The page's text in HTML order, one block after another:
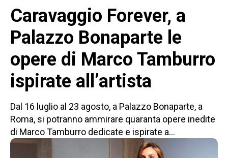
Caravaggio Forever, a
Palazzo Bonaparte le
opere di Marco Tamburro
ispirate all’artista
Dal 16 luglio al 23 agosto, a Palazzo Bonaparte, a
Roma, si potranno ammirare quaranta opere inedite
di Marco Tamburro dedicate e ispirate a...